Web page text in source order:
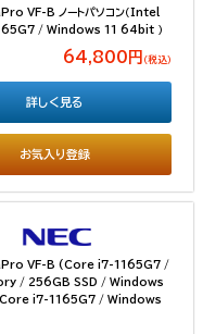
VF-B ノートパソコン（Intel
/ Windows 11 64bit ）
64,800円 （税込）
お気入り登録
詳しく見る
VF-B (Core i7-1165G7 /
/ 256GB SSD / Windows
Core i7-1165G7 / Windows